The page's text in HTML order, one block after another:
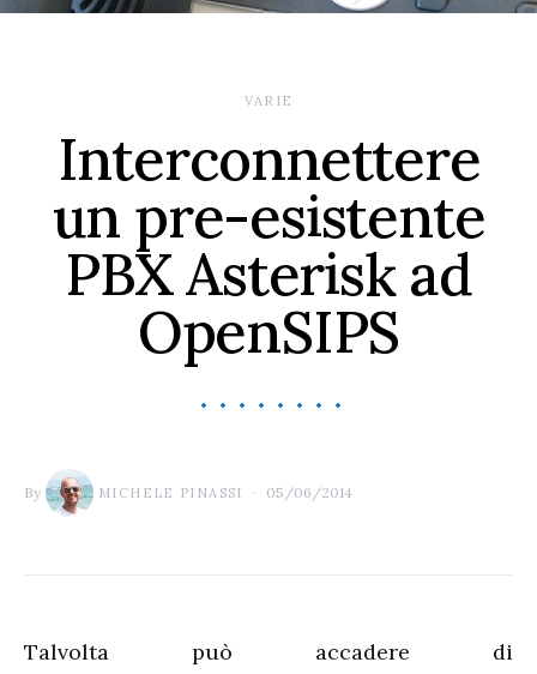
VARIE
Interconnettere
un pre-esistente
PBX Asterisk ad
OpenSIPS
By MICHELE PINASSI 05/06/2014
Talvolta può accadere di